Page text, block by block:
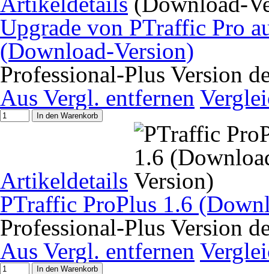
Upgrade von PTraffic Pro
(Download-Version)
Professional-Plus Version
Aus Vergl. entfernen
In den Warenkorb
Artikeldetails
PTraffic ProPlus 1.6
Professional-Plus Version
Aus Vergl. entfernen
In den Warenkorb